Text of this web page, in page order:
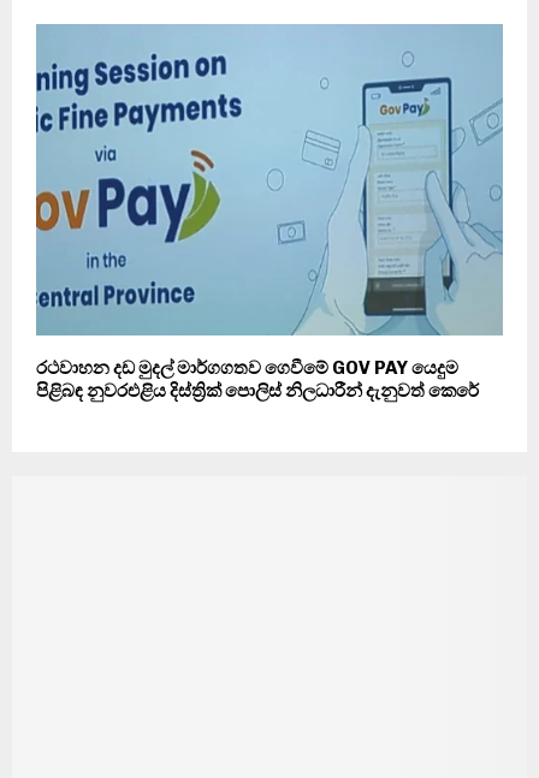
රථවාහන දඩ මුදල් මාර්ගගතව ගෙවීමේ GOV PAY යෙදුම
පිළිබඳ නුවරඑළිය දිස්ත්‍රික් පොලිස් නිලධාරීන් දැනුවත් කෙරේ